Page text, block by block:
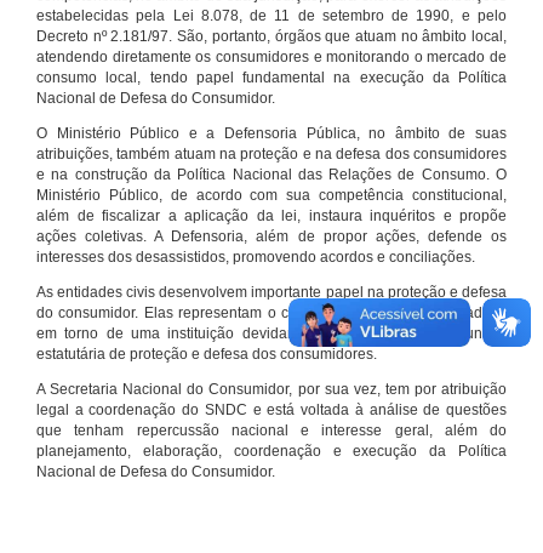
estabelecidas pela Lei 8.078, de 11 de setembro de 1990, e pelo
Decreto nº 2.181/97. São, portanto, órgãos que atuam no âmbito local,
atendendo diretamente os consumidores e monitorando o mercado de
consumo local, tendo papel fundamental na execução da Política
Nacional de Defesa do Consumidor.
O Ministério Público e a Defensoria Pública, no âmbito de suas
atribuições, também atuam na proteção e na defesa dos consumidores
e na construção da Política Nacional das Relações de Consumo. O
Ministério Público, de acordo com sua competência constitucional,
além de fiscalizar a aplicação da lei, instaura inquéritos e propõe
ações coletivas. A Defensoria, além de propor ações, defende os
interesses dos desassistidos, promovendo acordos e conciliações.
As entidades civis desenvolvem importante papel na proteção e defesa
do consumidor. Elas representam o conjunto organizado de cidadãos
em torno de uma instituição devidamente registrada e com função
estatutária de proteção e defesa dos consumidores.
A Secretaria Nacional do Consumidor, por sua vez, tem por atribuição
legal a coordenação do SNDC e está voltada à análise de questões
que tenham repercussão nacional e interesse geral, além do
planejamento, elaboração, coordenação e execução da Política
Nacional de Defesa do Consumidor.